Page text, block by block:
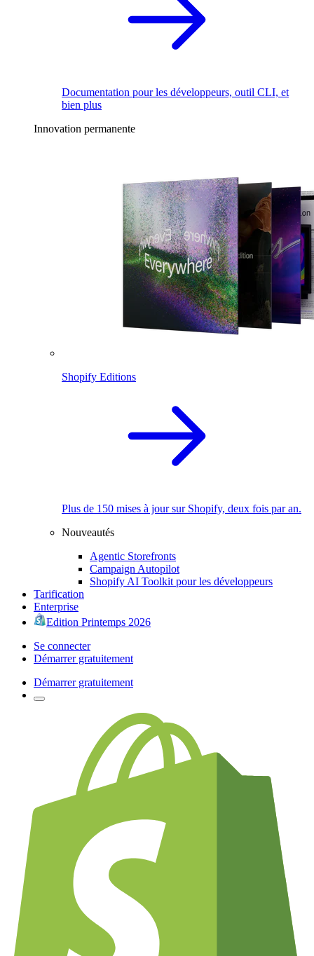
Documentation pour les développeurs, outil CLI, et
bien plus
Innovation permanente
Shopify Editions
Plus de 150 mises à jour sur Shopify, deux fois par an.
Nouveautés
Agentic Storefronts
Campaign Autopilot
Shopify AI Toolkit pour les développeurs
Tarification
Enterprise
Edition Printemps 2026
Se connecter
Démarrer gratuitement
Démarrer gratuitement